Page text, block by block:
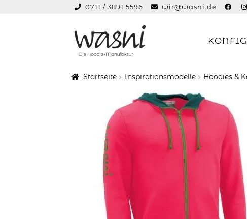
0711 / 3891 5596 wir@wasni.de
Zur
springen
Zum
springen
Startseite Inspirationsmodelle Hoodies &